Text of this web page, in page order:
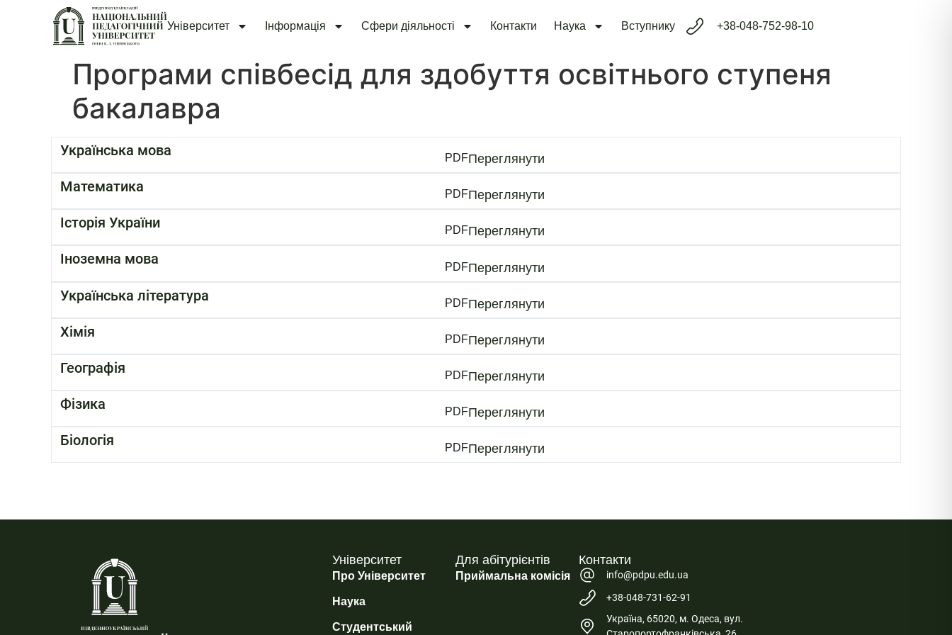
Університет Інформація Сфери діяльності Контакти Наука Вступнику +38-048-752-98-10
Програми співбесід для здобуття освітнього ступеня
бакалавра
Українська мова PDFПереглянути
Математика PDFПереглянути
Історія України PDFПереглянути
Іноземна мова PDFПереглянути
Українська література PDFПереглянути
Хімія PDFПереглянути
Географія PDFПереглянути
Фізика PDFПереглянути
Біологія PDFПереглянути
Університет
Про Університет
Наука
Студентський
Для абітурієнтів
Приймальна комісія
Контакти
info@pdpu.edu.ua
+38-048-731-62-91
Україна, 65020, м. Одеса, вул.